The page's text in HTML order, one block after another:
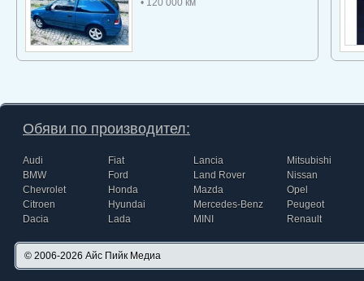
• 120 000 км
Обяви по производител:
Audi
BMW
Chevrolet
Citroen
Dacia
Fiat
Ford
Honda
Hyundai
Lada
Lancia
Land Rover
Mazda
Mercedes-Benz
MINI
Mitsubishi
Nissan
Opel
Peugeot
Renault
© 2006-2026 Айс Пийк Медиа